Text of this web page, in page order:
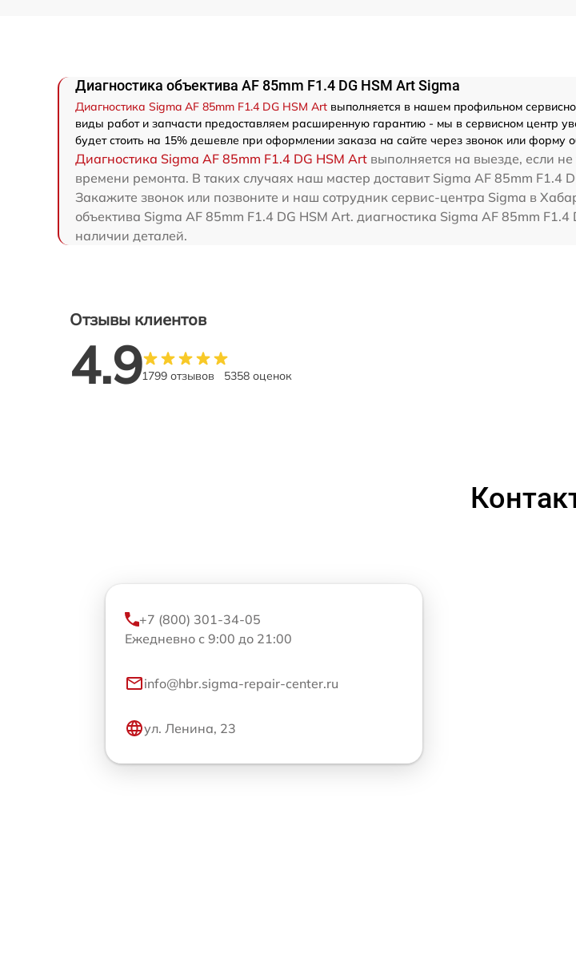
Диагностика объектива AF 85mm F1.4 DG HSM Art Sigma
Диагностика Sigma AF 85mm F1.4 DG HSM Art выполняется в нашем профильном
виды работ и запчасти предоставляем расширенную гарантию - мы в сервисном центр
будет стоить на 15% дешевле при оформлении заказа на сайте через звонок или форму
Диагностика Sigma AF 85mm F1.4 DG HSM Art выполняется на выезде, если
времени ремонта. В таких случаях наш мастер доставит Sigma AF 85mm F1.4
Закажите звонок или позвоните и наш сотрудник сервис-центра Sigma в
объектива Sigma AF 85mm F1.4 DG HSM Art. диагностика Sigma AF 85mm
наличии деталей.
Отзывы клиентов
4.91799 отзывов 5358 оценок
+7 (800) 301-34-05
Ежедневно с 9:00 до 21:00
info@hbr.sigma-repair-center.ru
ул. Ленина, 23